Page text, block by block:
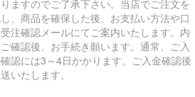
ますのでご了承下さい。当店でご注文を
、商品を確保した後、お支払い方法や口
注確認メールにてご案内いたします。内
確認後、お手続き願います。通常、ご入
認には3～4日かかります。ご入金確認後
いたします。